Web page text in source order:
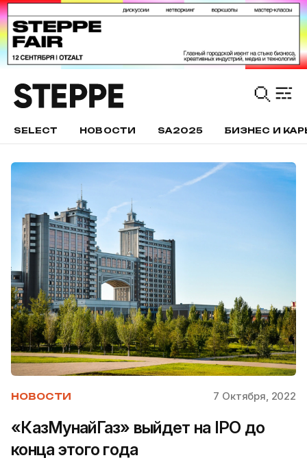
SELECT НОВОСТИ SA2025 БИЗНЕС И
НОВОСТИ 7 Октября, 2022
«КазМунайГаз» выйдет на IPO до
конца этого года